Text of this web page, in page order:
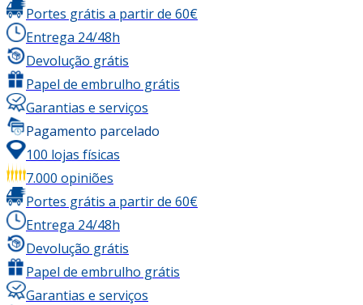
Portes grátis a partir de 60€
Entrega 24/48h
Devolução grátis
Papel de embrulho grátis
Garantias e serviços
Pagamento parcelado
100 lojas físicas
7.000 opiniões
Portes grátis a partir de 60€
Entrega 24/48h
Devolução grátis
Papel de embrulho grátis
Garantias e serviços